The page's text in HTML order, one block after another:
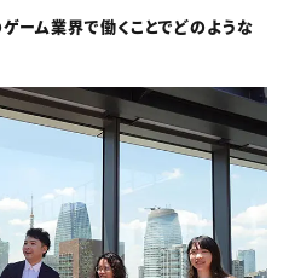
ム業界で働くことでどのような